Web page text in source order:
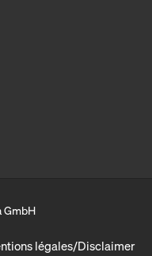
GmbH
légales/Disclaimer